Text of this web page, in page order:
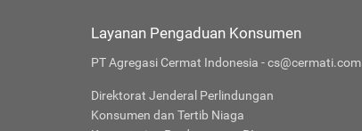
Layanan Pengaduan Konsumen
PT Agregasi Cermat Indonesia - cs@cermati.com
Direktorat Jenderal Perlindungan
Konsumen dan Tertib Niaga